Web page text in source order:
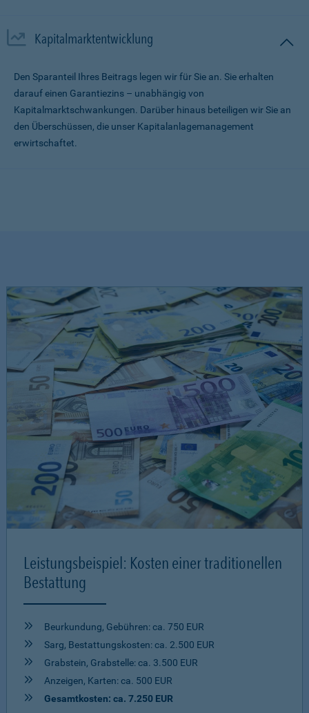
Kapitalmarktentwicklung
Den Sparanteil Ihres Beitrags legen wir für Sie an. Sie erhalten
darauf einen Garantiezins – unabhängig von
Kapitalmarktschwankungen. Darüber hinaus beteiligen wir Sie an
den Überschüssen, die unser Kapitalanlagemanagement
erwirtschaftet.
Leistungsbeispiel: Kosten einer traditionellen
Bestattung
Beurkundung, Gebühren: ca. 750 EUR
Sarg, Bestattungskosten: ca. 2.500 EUR
Grabstein, Grabstelle: ca. 3.500 EUR
Anzeigen, Karten: ca. 500 EUR
Gesamtkosten: ca. 7.250 EUR